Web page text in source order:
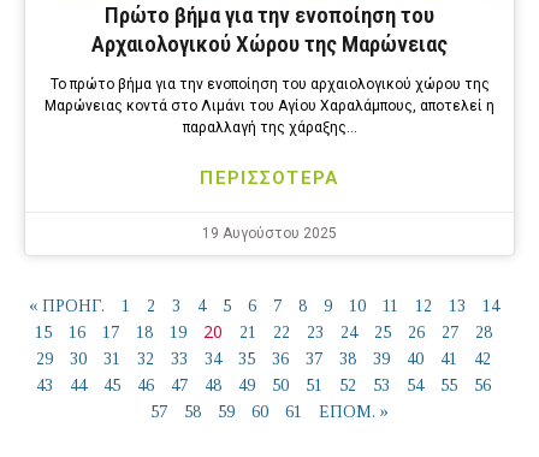
Πρώτο βήμα για την ενοποίηση του
Αρχαιολογικού Χώρου της Μαρώνειας
Το πρώτο βήμα για την ενοποίηση του αρχαιολογικού χώρου της
Μαρώνειας κοντά στο Λιμάνι του Αγίου Χαραλάμπους, αποτελεί η
παραλλαγή της χάραξης…
ΠΕΡΙΣΣΟΤΕΡΑ
19 Αυγούστου 2025
« ΠΡΟΗΓ. 1 2 3 4 5 6 7 8 9 10 11 12 13
14
15
16 17 18 19 20 21 22 23 24 25 26 27
28
29
30 31 32 33 34 35 36 37 38 39 40 41
42
43
44 45 46 47 48 49 50 51 52 53 54 55
56
57
58 59 60 61 ΕΠΟΜ. »